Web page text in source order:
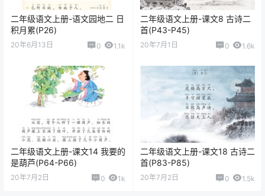
二年级语文上册-语文园地二 日
积月累(P26)
20年6月13日 0 1.1k
二年级语文上册-课文8 古诗二
首(P43-P45)
20年7月1日 0 1.6k
二年级语文上册-课文14 我要的
是葫芦(P64-P66)
20年7月2日 0 1k
二年级语文上册-课文18 古诗二
首(P83-P85)
20年7月2日 0 1.5k